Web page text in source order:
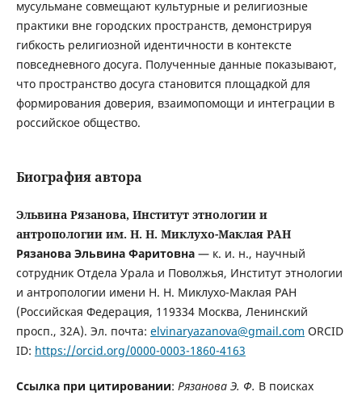
мусульмане совмещают культурные и религиозные
практики вне городских пространств, демонстрируя
гибкость религиозной идентичности в контексте
повседневного досуга. Полученные данные показывают,
что пространство досуга становится площадкой для
формирования доверия, взаимопомощи и интеграции в
российское общество.
Биография автора
Эльвина Рязанова, Институт этнологии и
антропологии им. Н. Н. Миклухо-Маклая РАН
Рязанова Эльвина Фаритовна — к. и. н., научный
сотрудник Отдела Урала и Поволжья, Институт этнологии
и антропологии имени Н. Н. Миклухо-Маклая РАН
(Российская Федерация, 119334 Москва, Ленинский
просп., 32А). Эл. почта: elvinaryazanova@gmail.com ORCID
ID: https://orcid.org/0000-0003-1860-4163
Ссылка при цитировании: Рязанова Э. Ф. В поисках